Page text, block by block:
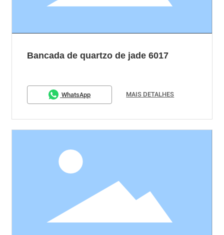
Bancada de quartzo de jade 6017
WhatsApp MAIS DETALHES